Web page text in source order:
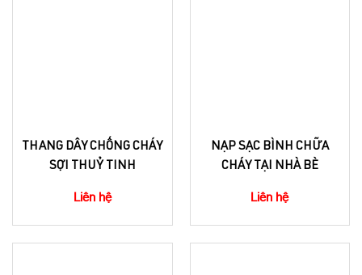
THANG DÂY CHỐNG CHÁY
SỢI THUỶ TINH
Liên hệ
NẠP SẠC BÌNH CHỮA
CHÁY TẠI NHÀ BÈ
Liên hệ